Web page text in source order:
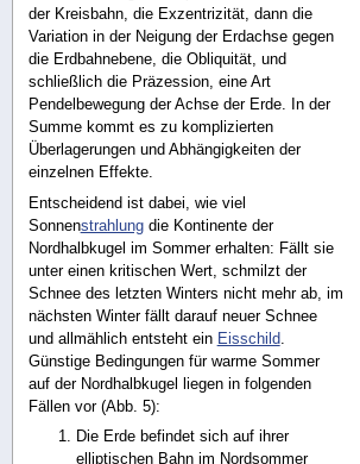
der Kreisbahn, die Exzentrizität, dann die
Variation in der Neigung der Erdachse gegen
die Erdbahnebene, die Obliquität, und
schließlich die Präzession, eine Art
Pendelbewegung der Achse der Erde. In der
Summe kommt es zu komplizierten
Überlagerungen und Abhängigkeiten der
einzelnen Effekte.
Entscheidend ist dabei, wie viel
Sonnenstrahlungdie Kontinente der
Nordhalbkugel im Sommer erhalten: Fällt sie
unter einen kritischen Wert, schmilzt der
Schnee des letzten Winters nicht mehr ab, im
nächsten Winter fällt darauf neuer Schnee
und allmählich entsteht ein Eisschild
Günstige Bedingungen für warme Sommer
auf der Nordhalbkugel liegen in folgenden
Fällen vor (Abb. 5):
Die Erde befindet sich auf ihrer
elliptischen Bahn im Nordsommer